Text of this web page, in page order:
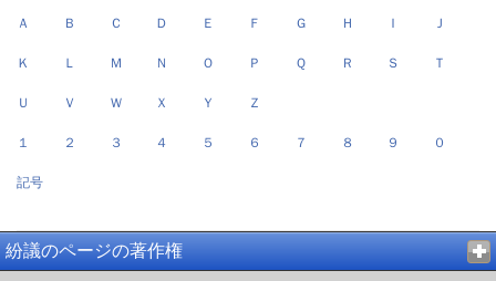
Ａ Ｂ Ｃ Ｄ Ｅ Ｆ Ｇ Ｈ Ｉ Ｊ
Ｋ Ｌ Ｍ Ｎ Ｏ Ｐ Ｑ Ｒ Ｓ Ｔ
Ｕ Ｖ Ｗ Ｘ Ｙ Ｚ
１ ２ ３ ４ ５ ６ ７ ８ ９ ０
記号
紛議のページの著作権